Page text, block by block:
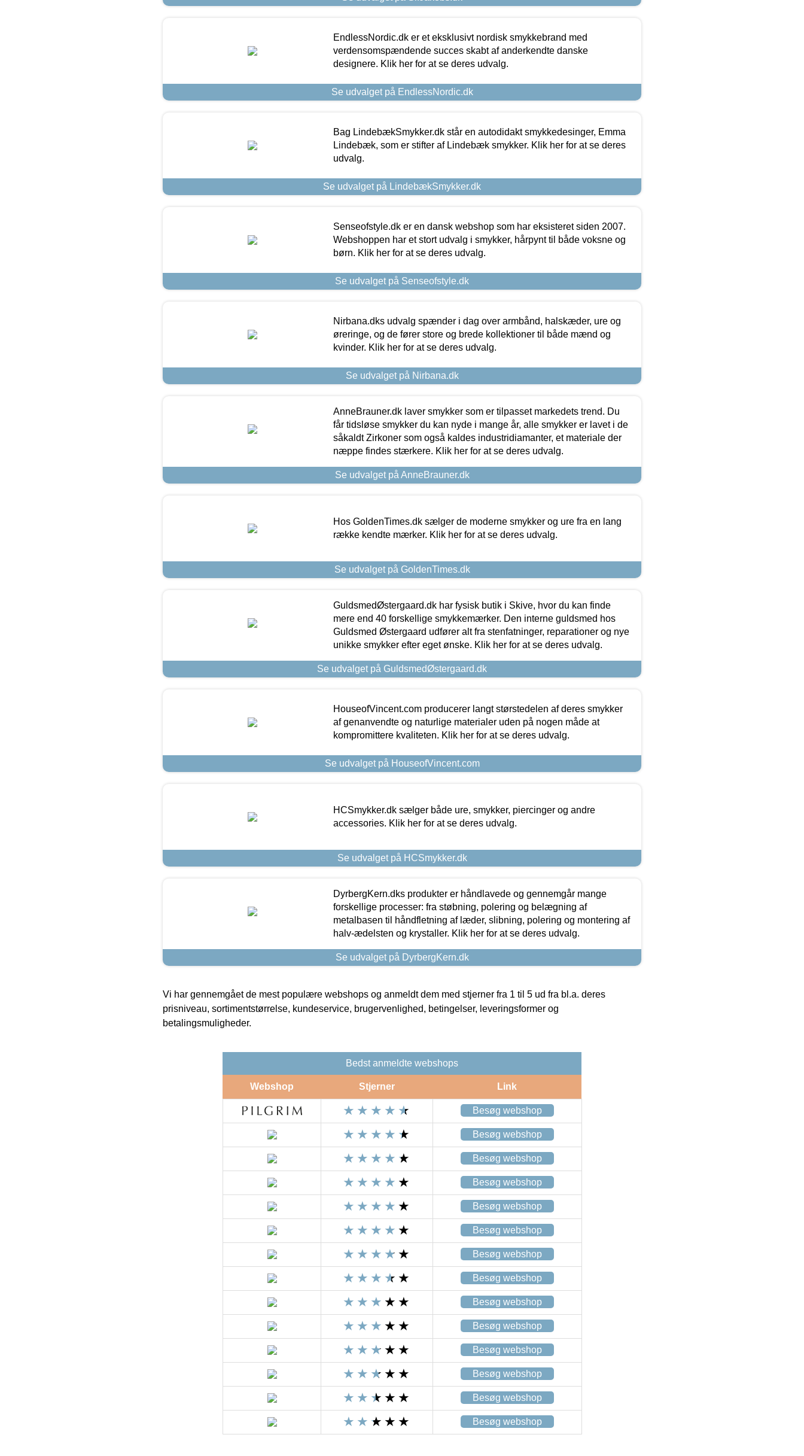
EndlessNordic.dk er et eksklusivt nordisk smykkebrand med
verdensomspændende succes skabt af anderkendte danske
designere. Klik her for at se deres udvalg.
Se udvalget på EndlessNordic.dk
Bag LindebækSmykker.dk står en autodidakt smykkedesinger, Emma
Lindebæk, som er stifter af Lindebæk smykker. Klik her for at se deres
udvalg.
Se udvalget på LindebækSmykker.dk
Senseofstyle.dk er en dansk webshop som har eksisteret siden 2007.
Webshoppen har et stort udvalg i smykker, hårpynt til både voksne og
børn. Klik her for at se deres udvalg.
Se udvalget på Senseofstyle.dk
Nirbana.dks udvalg spænder i dag over armbånd, halskæder, ure og
øreringe, og de fører store og brede kollektioner til både mænd og
kvinder. Klik her for at se deres udvalg.
Se udvalget på Nirbana.dk
AnneBrauner.dk laver smykker som er tilpasset markedets trend. Du
får tidsløse smykker du kan nyde i mange år, alle smykker er lavet i de
såkaldt Zirkoner som også kaldes industridiamanter, et materiale der
næppe findes stærkere. Klik her for at se deres udvalg.
Se udvalget på AnneBrauner.dk
Hos GoldenTimes.dk sælger de moderne smykker og ure fra en lang
række kendte mærker. Klik her for at se deres udvalg.
Se udvalget på GoldenTimes.dk
GuldsmedØstergaard.dk har fysisk butik i Skive, hvor du kan finde
mere end 40 forskellige smykkemærker. Den interne guldsmed hos
Guldsmed Østergaard udfører alt fra stenfatninger, reparationer og nye
unikke smykker efter eget ønske. Klik her for at se deres udvalg.
Se udvalget på GuldsmedØstergaard.dk
HouseofVincent.com producerer langt størstedelen af deres smykker
af genanvendte og naturlige materialer uden på nogen måde at
kompromittere kvaliteten. Klik her for at se deres udvalg.
Se udvalget på HouseofVincent.com
HCSmykker.dk sælger både ure, smykker, piercinger og andre
accessories. Klik her for at se deres udvalg.
Se udvalget på HCSmykker.dk
DyrbergKern.dks produkter er håndlavede og gennemgår mange
forskellige processer: fra støbning, polering og belægning af
metalbasen til håndfletning af læder, slibning, polering og montering af
halv-ædelsten og krystaller. Klik her for at se deres udvalg.
Se udvalget på DyrbergKern.dk
Vi har gennemgået de mest populære webshops og anmeldt dem med stjerner fra 1 til 5 ud fra bl.a. deres
prisniveau, sortimentstørrelse, kundeservice, brugervenlighed, betingelser, leveringsformer og
betalingsmuligheder.
Bedst anmeldte webshops
Webshop Stjerner Link
Besøg webshop
Besøg webshop
Besøg webshop
Besøg webshop
Besøg webshop
Besøg webshop
Besøg webshop
Besøg webshop
Besøg webshop
Besøg webshop
Besøg webshop
Besøg webshop
Besøg webshop
Besøg webshop